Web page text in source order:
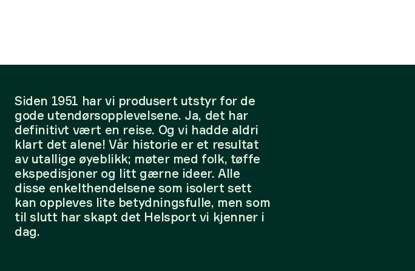
Siden 1951 har vi produsert utstyr for de
gode utendørsopplevelsene. Ja, det har
definitivt vært en reise. Og vi hadde aldri
klart det alene! Vår historie er et resultat
av utallige øyeblikk; møter med folk, tøffe
ekspedisjoner og litt gærne ideer. Alle
disse enkelthendelsene som isolert sett
kan oppleves lite betydningsfulle, men som
til slutt har skapt det Helsport vi kjenner i
dag.